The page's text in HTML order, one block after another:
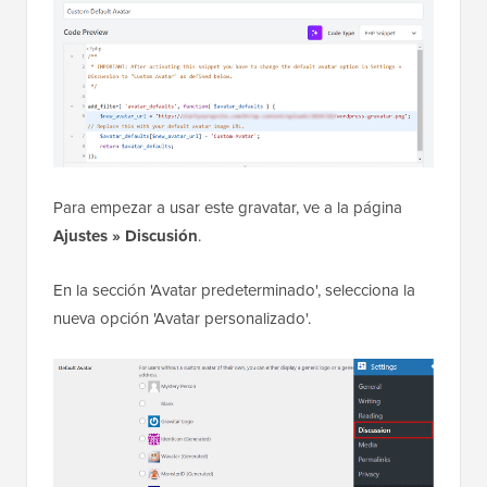
Para empezar a usar este gravatar, ve a la página
Ajustes » Discusión.
En la sección 'Avatar predeterminado', selecciona la
nueva opción 'Avatar personalizado'.